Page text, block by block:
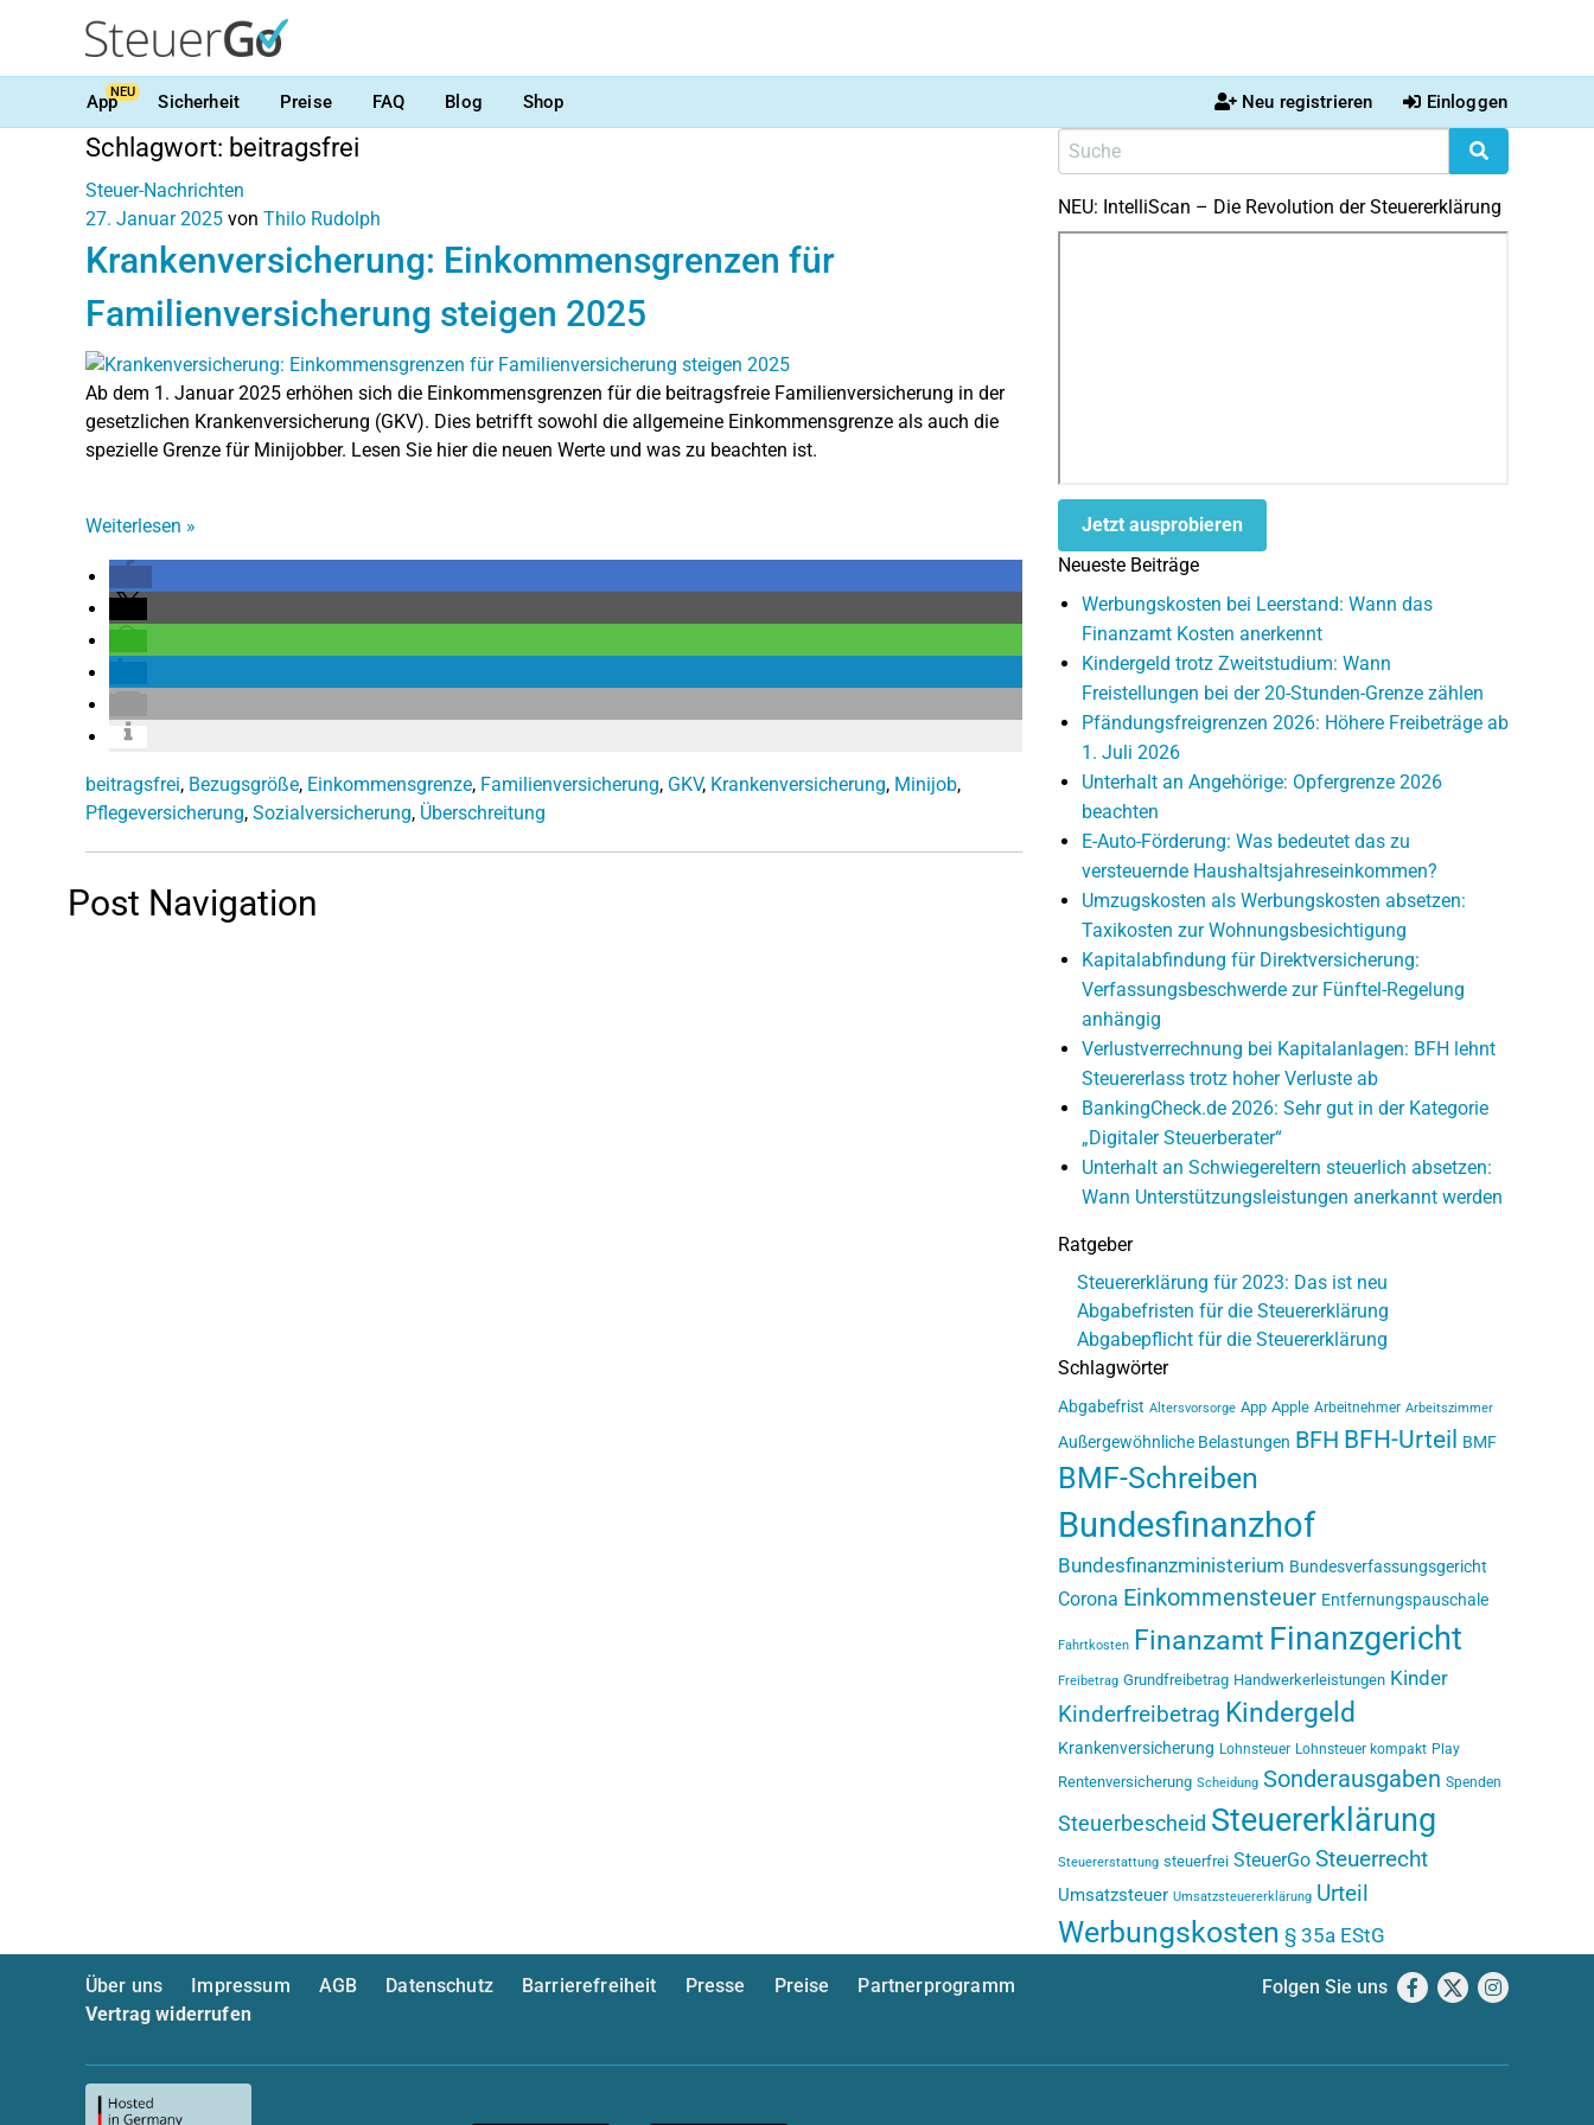
AppNEU Sicherheit Preise FAQ Blog Shop Neu registrieren Einloggen
Schlagwort: beitragsfrei
Steuer-Nachrichten
27. Januar 2025 von Thilo Rudolph
Krankenversicherung: Einkommensgrenzen für
Familienversicherung steigen 2025
Ab dem 1. Januar 2025 erhöhen sich die Einkommensgrenzen für die beitragsfreie Familienversicherung in der
gesetzlichen Krankenversicherung (GKV). Dies betrifft sowohl die allgemeine Einkommensgrenze als auch die
spezielle Grenze für Minijobber. Lesen Sie hier die neuen Werte und was zu beachten ist.
Weiterlesen »
beitragsfrei, Bezugsgröße, Einkommensgrenze, Familienversicherung, GKV, Krankenversicherung, Minijob,
Pflegeversicherung, Sozialversicherung, Überschreitung
Post Navigation
NEU: IntelliScan – Die Revolution der Steuererklärung
Jetzt ausprobieren
Neueste Beiträge
Werbungskosten bei Leerstand: Wann das
Finanzamt Kosten anerkennt
Kindergeld trotz Zweitstudium: Wann
Freistellungen bei der 20-Stunden-Grenze zählen
Pfändungsfreigrenzen 2026: Höhere Freibeträge ab
1. Juli 2026
Unterhalt an Angehörige: Opfergrenze 2026
beachten
E-Auto-Förderung: Was bedeutet das zu
versteuernde Haushaltsjahreseinkommen?
Umzugskosten als Werbungskosten absetzen:
Taxikosten zur Wohnungsbesichtigung
Kapitalabfindung für Direktversicherung:
Verfassungsbeschwerde zur Fünftel-Regelung
anhängig
Verlustverrechnung bei Kapitalanlagen: BFH lehnt
Steuererlass trotz hoher Verluste ab
BankingCheck.de 2026: Sehr gut in der Kategorie
„Digitaler Steuerberater“
Unterhalt an Schwiegereltern steuerlich absetzen:
Wann Unterstützungsleistungen anerkannt werden
Ratgeber
Steuererklärung für 2023: Das ist neu
Abgabefristen für die Steuererklärung
Abgabepflicht für die Steuererklärung
Schlagwörter
Abgabefrist Altersvorsorge App Apple Arbeitnehmer Arbeitszimmer
Außergewöhnliche Belastungen BFH BFH-Urteil BMF
BMF-Schreiben
Bundesfinanzhof
Bundesfinanzministerium Bundesverfassungsgericht
Corona Einkommensteuer Entfernungspauschale
Fahrtkosten Finanzamt Finanzgericht
Freibetrag Grundfreibetrag Handwerkerleistungen Kinder
Kinderfreibetrag Kindergeld
Krankenversicherung Lohnsteuer Lohnsteuer kompakt Play
Rentenversicherung Scheidung Sonderausgaben Spenden
Steuerbescheid Steuererklärung
Steuererstattung steuerfrei SteuerGo Steuerrecht
Umsatzsteuer Umsatzsteuererklärung Urteil
Werbungskosten § 35a EStG
Über uns Impressum AGB Datenschutz Barrierefreiheit Presse Preise
Partnerprogramm
Vertrag widerrufen
Folgen Sie uns Facebook
X Instagram